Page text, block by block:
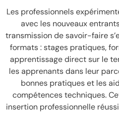
Les professionnels
avec les nouveaux
transmission de savoir-faire
formats : stages pratiques,
apprentissage direct sur le
les apprenants dans leur
bonnes pratiques et les
compétences techniques.
insertion professionnelle